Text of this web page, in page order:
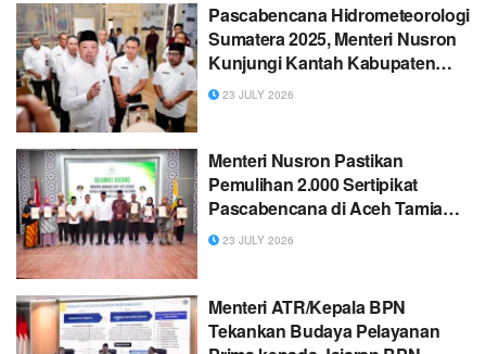
Pascabencana Hidrometeorologi
Sumatera 2025, Menteri Nusron
Kunjungi Kantah Kabupaten
Aceh Tamiang
23 JULY 2026
Menteri Nusron Pastikan
Pemulihan 2.000 Sertipikat
Pascabencana di Aceh Tamiang
Rampung Akhir Desember
23 JULY 2026
Menteri ATR/Kepala BPN
Tekankan Budaya Pelayanan